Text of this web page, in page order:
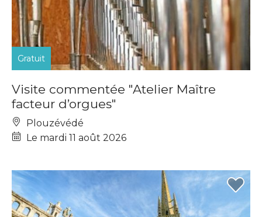
Gratuit
Visite commentée "Atelier Maître
facteur d’orgues"
Plouzévédé
Le mardi 11 août 2026